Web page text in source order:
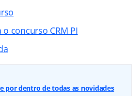
concurso CRM PI
por dentro de todas as novidades